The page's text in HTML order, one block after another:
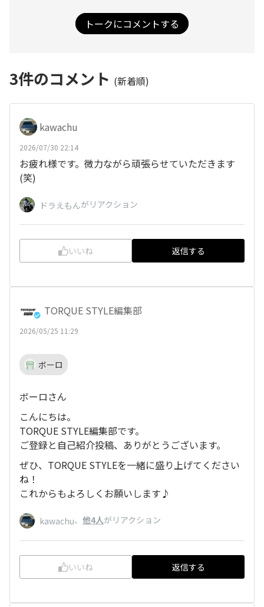
トークにコメントする
3件のコメント (新着順)
kawachu
2026/07/30 22:14
お疲れ様です。微力ながら頑張らせていただきます
(笑)
ドラえもんがリアクション
いいね 返信する
TORQUE STYLE編集部
2026/05/25 11:29
ボーロ
ボーロさん
こんにちは。
TORQUE STYLE編集部です。
ご登録と自己紹介投稿、ありがとうございます。
ぜひ、TORQUE STYLEを一緒に盛り上げてください
ね！
これからもよろしくお願いします♪
kawachu、 他4人がリアクション
いいね 返信する